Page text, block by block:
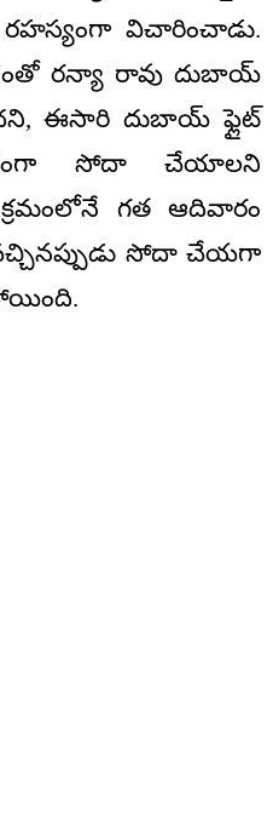
విచారించాడు.
రన్యా రావు దుబాయ్
ఈసారి దుబాయ్ ఫ్లైట్
సోదా చేయాలని
క్రమంలోనే గత ఆదివారం
సోదా చేయగా